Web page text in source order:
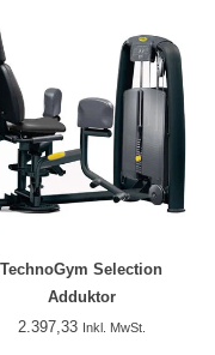
TechnoGym Selection
Adduktor
2.397,33 Inkl. MwSt.